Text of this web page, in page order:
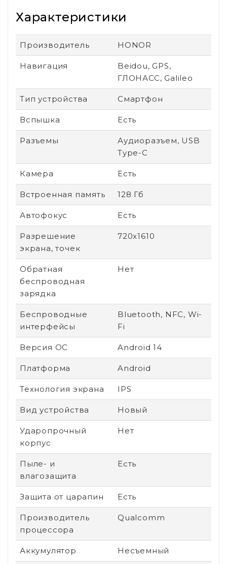
Характеристики
Производитель HONOR
Навигация
Beidou, GPS,
ГЛОНАСС, Galileo
Тип устройства Смартфон
Вспышка Есть
Разъемы
Аудиоразъем, USB
Type-C
Камера Есть
Встроенная память 128 Гб
Автофокус Есть
Разрешение
экрана, точек
720x1610
Обратная
беспроводная
зарядка
Нет
Беспроводные
интерфейсы
Bluetooth, NFC, Wi-
Fi
Версия ОС Android 14
Платформа Android
Технология экрана IPS
Вид устройства Новый
Ударопрочный
корпус
Нет
Пыле- и
влагозащита
Есть
Защита от царапин Есть
Производитель
процессора
Qualcomm
Аккумулятор Несъемный